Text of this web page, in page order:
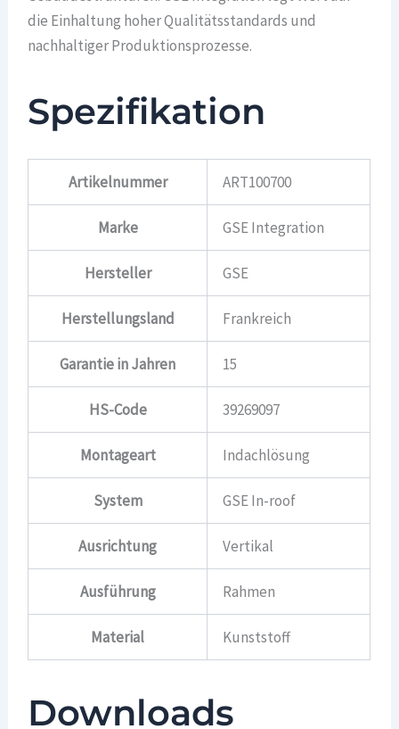
die Einhaltung hoher Qualitätsstandards und
nachhaltiger Produktionsprozesse.
Spezifikation
Artikelnummer ART100700
Marke GSE Integration
Hersteller GSE
Herstellungsland Frankreich
Garantie in Jahren 15
HS-Code 39269097
Montageart Indachlösung
System GSE In-roof
Ausrichtung Vertikal
Ausführung Rahmen
Material Kunststoff
Downloads